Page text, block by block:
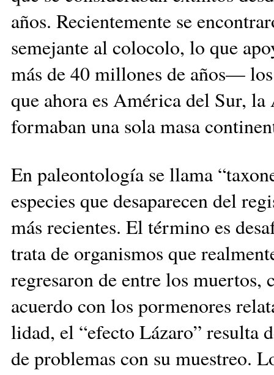
años. Recientemente se
semejante al colocolo, lo que
más de 40 millones de años—
que ahora es América del Sur,
formaban una sola masa
En paleontología se llama
especies que desaparecen del
más recientes. El término es
trata de or­ganismos que
regresaron de entre los
acuerdo con los pormenores
lidad, el “efecto Lázaro” resulta
de proble­mas con su muestreo.